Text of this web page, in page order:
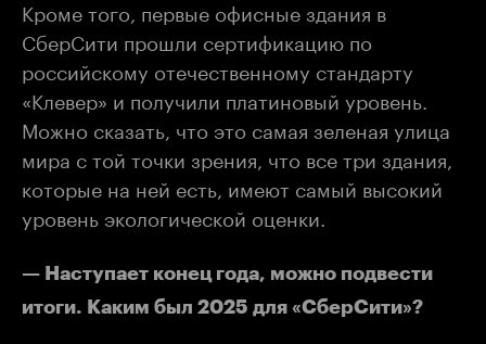
Кроме того, первые офисные здания в
СберСити прошли сертификацию по
российскому отечественному стандарту
«Клевер» и получили платиновый уровень.
Можно сказать, что это самая зеленая улица
мира с той точки зрения, что все три здания,
которые на ней есть, имеют самый высокий
уровень экологической оценки.
— Наступает конец года, можно подвести
итоги. Каким был 2025 для «СберСити»?